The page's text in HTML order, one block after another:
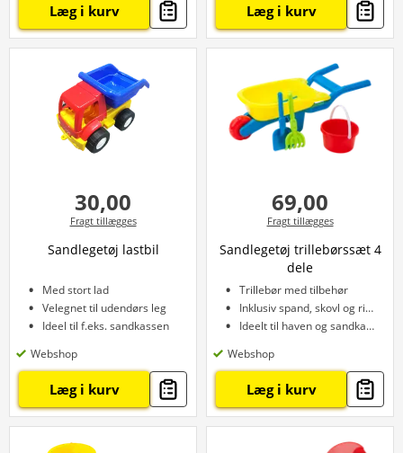
Læg i kurv Læg i kurv
30,00
Fragt tillægges
Sandlegetøj lastbil
Med stort lad
Velegnet til udendørs leg
Ideel til f.eks. sandkassen
Webshop
Læg i kurv
69,00
Fragt tillægges
Sandlegetøj trillebørssæt 4
dele
Trillebør med tilbehør
Inklusiv spand, skovl og rive
Ideelt til haven og sandkassen
Webshop
Læg i kurv